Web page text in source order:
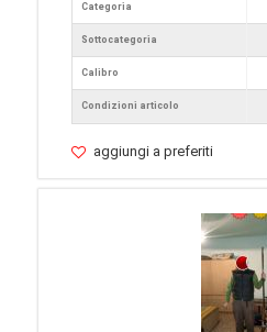
Categoria
Sottocategoria
Calibro
Condizioni articolo
aggiungi a preferiti